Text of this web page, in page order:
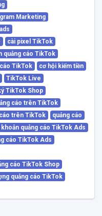
Marketing
cài pixel TikTok
quảng cáo TikTok
TikTok
cơ hội kiếm tiền
TikTok Live
TikTok Shop
cáo trên TikTok
trên TikTok
quảng cáo
khoản quảng cáo TikTok Ads
cáo TikTok Ads
cáo TikTok Shop
quảng cáo TikTok